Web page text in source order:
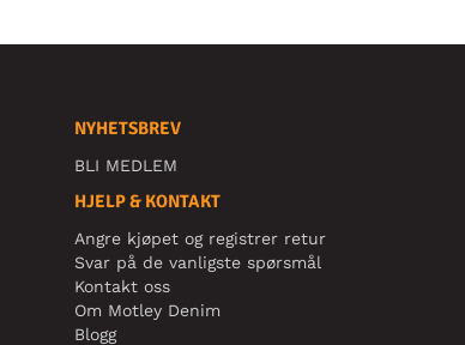
NYHETSBREV
BLI MEDLEM
HJELP & KONTAKT
Angre kjøpet og registrer retur
Svar på de vanligste spørsmål
Kontakt oss
Om Motley Denim
Blogg